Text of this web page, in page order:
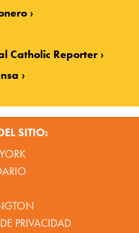
Catholic Reporter
SITIO:
PRIVACIDAD